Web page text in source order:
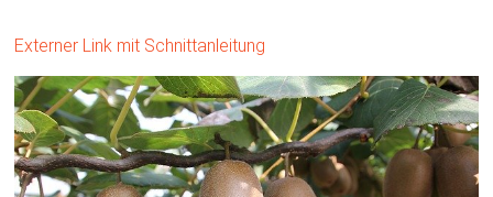
Externer Link mit Schnittanleitung